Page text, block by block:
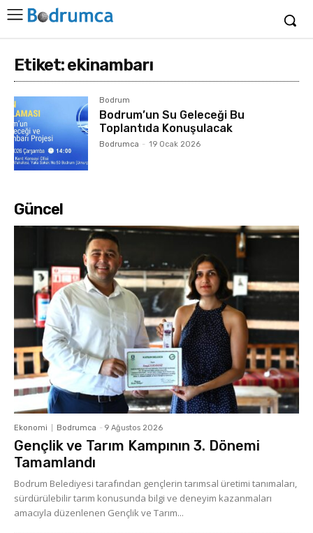
Etiket:ekinambarı
Bodrum
Bodrum’un Su Geleceği Bu
Toplantıda Konuşulacak
Bodrumca - 19 Ocak 2026
Güncel
Ekonomi Bodrumca - 9 Ağustos 2026
Gençlik ve Tarım Kampının 3. Dönemi
Tamamlandı
Bodrum Belediyesi tarafından gençlerin tarımsal üretimi tanımaları,
sürdürülebilir tarım konusunda bilgi ve deneyim kazanmaları
amacıyla düzenlenen Gençlik ve Tarım...